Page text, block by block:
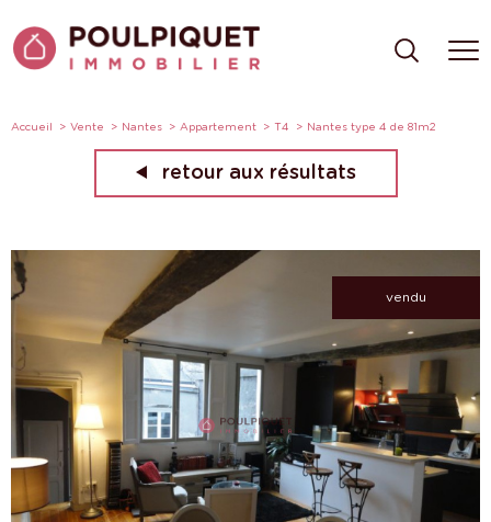
Accueil Vente Nantes Appartement T4 Nantes type 4 de 81m2
retour aux résultats
vendu